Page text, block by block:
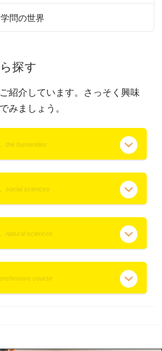
問の世界
探す
紹介しています。さっそく興味
みましょう。
the humanities
social sciences
natural sciences
course